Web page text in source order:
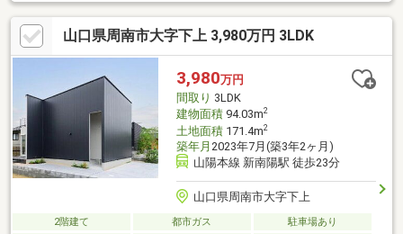
山口県周南市大字下上 3,980万円 3LDK
3,980万円
間取り 3LDK
建物面積94.03m2
土地面積171.4m2
築年月 2023年7月(築3年2ヶ月)
山陽本線 新南陽駅 徒歩23分
山口県周南市大字下上
2階建て 都市ガス
駐車場あり